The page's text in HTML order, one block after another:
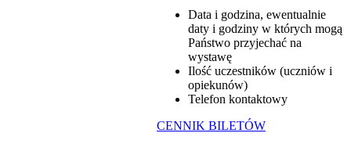
Data i godzina, ewentualnie
daty i godziny w których mogą
Państwo przyjechać na
wystawę
Ilość uczestników (uczniów i
opiekunów)
Telefon kontaktowy
CENNIK BILETÓW